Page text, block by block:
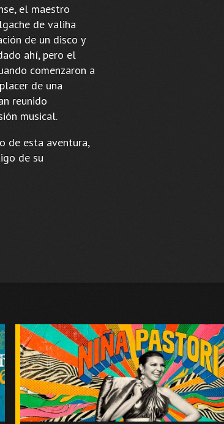
el maestro
de valiha
de un disco y
ahí, pero el
comenzaron a
de una
reunido
musical.
de esta aventura,
de su